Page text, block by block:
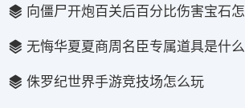
无悔华夏夏商周名臣专属道具是什么
侏罗纪世界手游竞技场怎么玩